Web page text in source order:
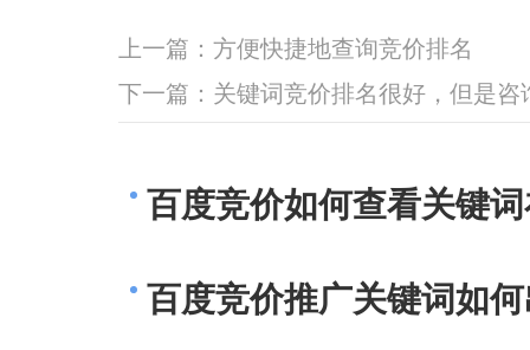
上一篇： 方便快捷地查询竞价排名
下一篇： 关键词竞价排名很好，但是咨
百度竞价如何查看关键
百度竞价推广关键词如